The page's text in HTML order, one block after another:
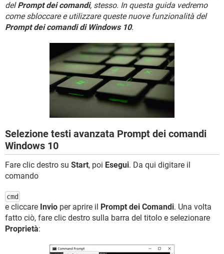
HARDWARE
INSTAGRAM WHATSAPP
TIKTOK FACEBOOK
iOS WINDOWS 10
INSTAGRAM WHATSAPP
FACEBOOK
delPrompt dei comandi, stesso. In questa guida vedremo
come sbloccare e utilizzare queste nuove funzionalità del
Prompt dei comandi di Windows 10.
Selezione testi avanzata Prompt dei comandi
Windows 10
Fare clic destro su Start, poi Esegui. Da qui digitare il
comando
cmd
e cliccare Invio per aprire il Prompt dei Comandi. Una volta
fatto ciò, fare clic destro sulla barra del titolo e selezionare
Proprietà: